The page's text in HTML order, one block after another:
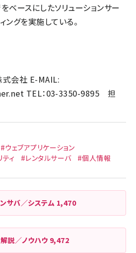
ベースにしたソリューションサー
ングを実施している。
式会社 E-MAIL:
TEL：03-3350-9895 担
#ウェブアプリケーション
ィ #レンタルサーバ
#個人情報
サバ／システム 1,470
解説／ノウハウ 9,472